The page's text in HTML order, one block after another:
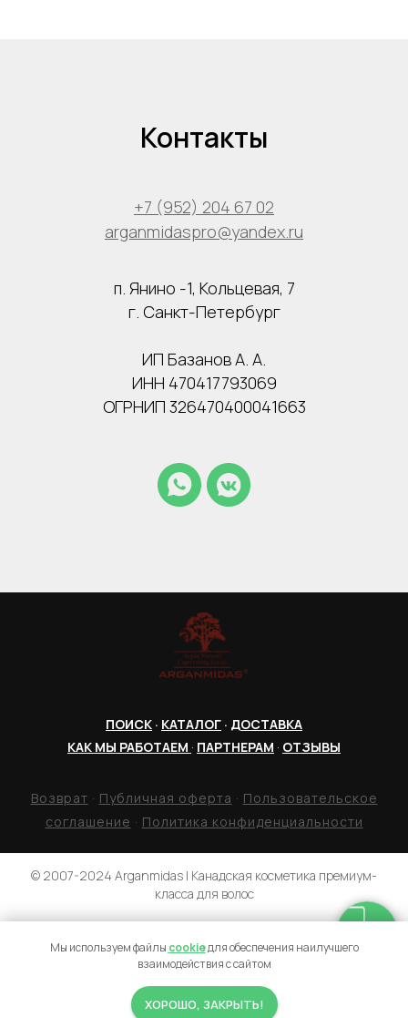
Контакты
+7 (952) 204 67 02
arganmidaspro@yandex.ru
п. Янино -1, Кольцевая, 7
г. Санкт-Петербург
ИП Базанов А. А.
ИНН 470417793069
ОГРНИП 326470400041663
Мы используем файлы cookieдля обеспечения наилучшего
взаимодействия с сайтом
ХОРОШО, ЗАКРЫТЬ!
ПОИСК · КАТАЛОГ · ДОСТАВКА
КАК МЫ РАБОТАЕМ · ПАРТНЕРАМ · ОТЗЫВЫ
Возврат · Публичная оферта · Пользовательское
соглашение · Политика конфиденциальности
© 2007-2024 Arganmidas | Канадская косметика премиум-
класса для волос
Made on Tilda